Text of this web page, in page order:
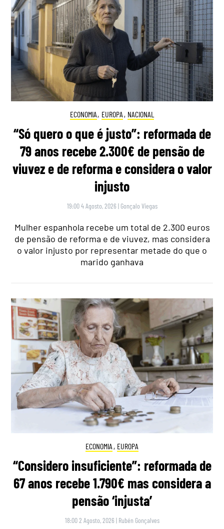
ECONOMIA, EUROPA , NACIONAL
“Só quero o que é justo”: reformada de
79 anos recebe 2.300€ de pensão de
viuvez e de reforma e considera o valor
injusto
19:00 4 Agosto, 2026 | Gonçalo Viegas
Mulher espanhola recebe um total de 2.300 euros
de pensão de reforma e de viuvez, mas considera
o valor injusto por representar metade do que o
marido ganhava
ECONOMIA , EUROPA
“Considero insuficiente”: reformada de
67 anos recebe 1.790€ mas considera a
pensão ‘injusta’
18:00 2 Agosto, 2026 | Rubén Gonçalves